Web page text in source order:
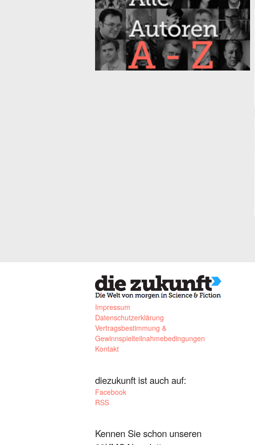
Impressum
Datenschutzerklärung
Vertragsbestimmung &
Gewinnspielteilnahmebedingungen
Kontakt
diezukunft ist auch auf:
Facebook
RSS
Kennen Sie schon unseren